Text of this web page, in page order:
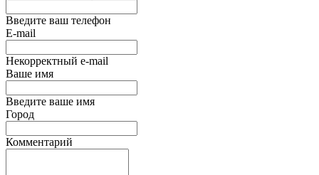
Введите ваш телефон
E-mail
Некорректный e-mail
Ваше имя
Введите ваше имя
Город
Комментарий